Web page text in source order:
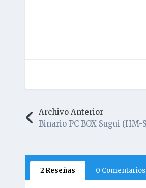
Archivo Anterior
2 Reseñas 0 Comentarios